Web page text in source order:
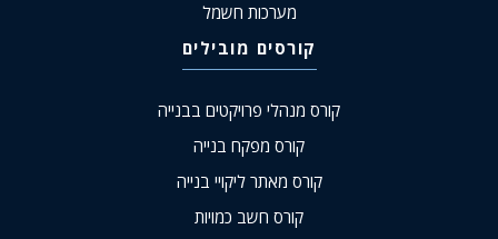
מערכות חשמל
קורסים מובילים
קורס מנהלי פרויקטים בבנייה
קורס מפקח בנייה
קורס מאתר ליקויי בנייה
קורס חשב כמויות